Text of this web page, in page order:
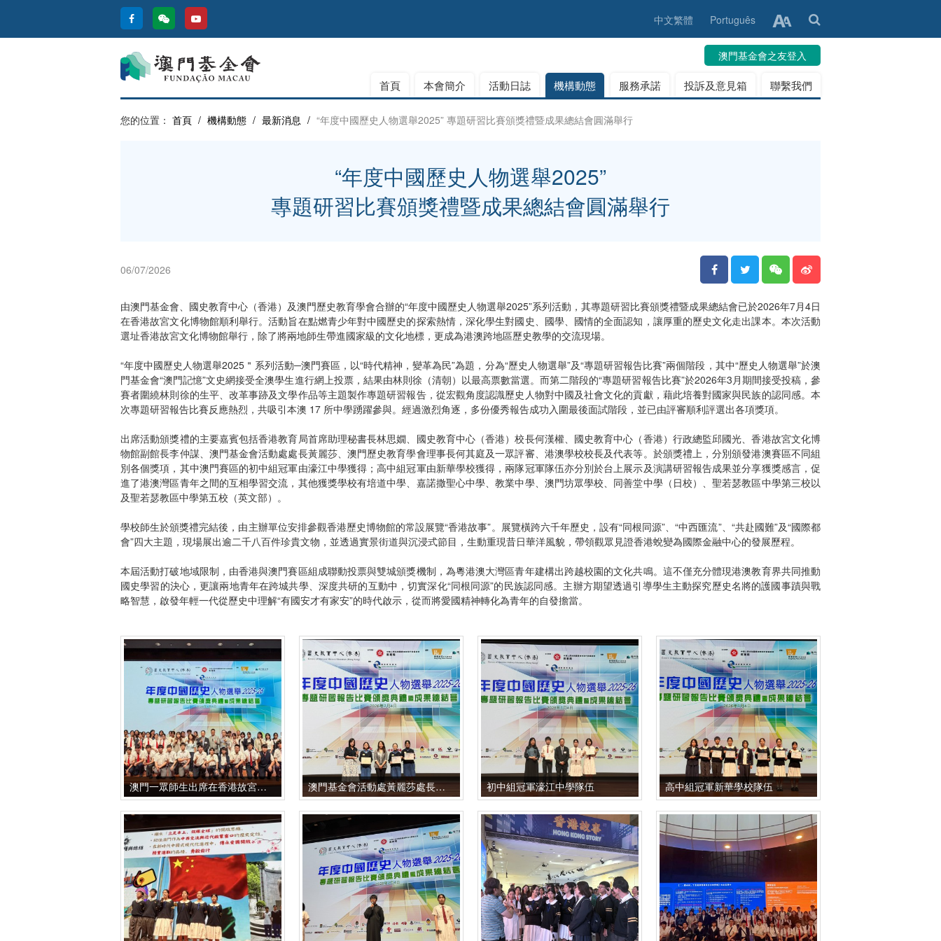
中文繁體 Português
澳門基金會之友登入
首頁 本會簡介 活動日誌 機構動態 服務承諾 投訴及意見箱 聯繫我們
您的位置： 首頁 / 機構動態 / 最新消息 / “年度中國歷史人物選舉2025” 專題研習比賽頒獎禮暨成果總結會圓滿舉行
“年度中國歷史人物選舉2025”
專題研習比賽頒獎禮暨成果總結會圓滿舉行
06/07/2026
由澳門基金會、國史教育中心（香港）及澳門歷史教育學會合辦的“年度中國歷史人物選舉2025”系列活動，其專題研習比賽頒獎禮暨成果總結會已於2026年7月4日
在香港故宮文化博物館順利舉行。活動旨在點燃青少年對中國歷史的探索熱情，深化學生對國史、國學、國情的全面認知，讓厚重的歷史文化走出課本。本次活動
選址香港故宮文化博物館舉行，除了將兩地師生帶進國家級的文化地標，更成為港澳跨地區歷史教學的交流現場。
“年度中國歷史人物選舉2025＂系列活動─澳門賽區，以“時代精神，變革為民”為題，分為“歷史人物選舉”及“專題研習報告比賽”兩個階段，其中“歷史人物選舉”於澳
門基金會“澳門記憶”文史網接受全澳學生進行網上投票，結果由林則徐（清朝）以最高票數當選。而第二階段的“專題研習報告比賽”於2026年3月期間接受投稿，參
賽者圍繞林則徐的生平、改革事跡及文學作品等主題製作專題研習報告，從宏觀角度認識歷史人物對中國及社會文化的貢獻，藉此培養對國家與民族的認同感。本
次專題研習報告比賽反應熱烈，共吸引本澳 17 所中學踴躍參與。經過激烈角逐，多份優秀報告成功入圍最後面試階段，並已由評審順利評選出各項獎項。
出席活動頒獎禮的主要嘉賓包括香港教育局首席助理秘書長林思嫺、國史教育中心（香港）校長何漢權、國史教育中心（香港）行政總監邱國光、香港故宮文化博
物館副館長李仲謀、澳門基金會活動處處長黃麗莎、澳門歷史教育學會理事長何其庭及一眾評審、港澳學校校長及代表等。於頒獎禮上，分別頒發港澳賽區不同組
別各個獎項，其中澳門賽區的初中組冠軍由濠江中學獲得；高中組冠軍由新華學校獲得，兩隊冠軍隊伍亦分別於台上展示及演講研習報告成果並分享獲獎感言，促
進了港澳灣區青年之間的互相學習交流，其他獲獎學校有培道中學、嘉諾撒聖心中學、教業中學、澳門坊眾學校、同善堂中學（日校）、聖若瑟教區中學第三校以
及聖若瑟教區中學第五校（英文部）。
學校師生於頒獎禮完結後，由主辦單位安排參觀香港歷史博物館的常設展覽“香港故事”。展覽橫跨六千年歷史，設有“同根同源”、“中西匯流”、“共赴國難”及“國際都
會”四大主題，現場展出逾二千八百件珍貴文物，並透過實景街道與沉浸式節目，生動重現昔日華洋風貌，帶領觀眾見證香港蛻變為國際金融中心的發展歷程。
本屆活動打破地域限制，由香港與澳門賽區組成聯動投票與雙城頒獎機制，為粵港澳大灣區青年建構出跨越校園的文化共鳴。這不僅充分體現港澳教育界共同推動
國史學習的決心，更讓兩地青年在跨城共學、深度共研的互動中，切實深化“同根同源”的民族認同感。主辦方期望透過引導學生主動探究歷史名將的護國事蹟與戰
略智慧，啟發年輕一代從歷史中理解“有國安才有家安”的時代啟示，從而將愛國精神轉化為青年的自發擔當。
澳門一眾師生出席在香港故宮文化博物館舉辦的頒獎典禮 澳門基金會活動處黃麗莎處長頒發香港初中組冠軍獎項 初中組冠軍濠江中學隊伍 高中組冠軍新華學校隊伍